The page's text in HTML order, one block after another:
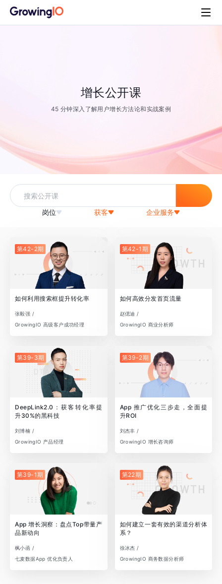
增长公开课
45 分钟深入了解用户增长方法论和实战案例
岗位 获客 企业服务
第42-2期
如何利用搜索框提升转化率
张毅强 /
GrowingIO 高级客户成功经理
第42-1期
如何高效分发首页流量
赵偲迪 /
GrowingIO 商业分析师
第39-3期
DeepLink2.0：获客转化率提
升30%的黑科技
刘博楠 /
GrowingIO 产品经理
第39-2期
App 推广优化三步走，全面提
升ROI
刘杰丰 /
GrowingIO 增长咨询师
第39-1期
App 增长洞察：盘点Top带量产
品新动向
枫小函 /
七麦数据App 优化负责人
第22期
如何建立一套有效的渠道分析体
系？
徐冰杰 /
GrowingIO 商务数据分析师